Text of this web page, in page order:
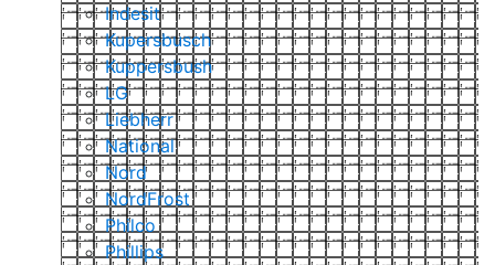
Indesit
Kupersbusch
Kuppersbush
LG
Liebherr
National
Nord
NordFrost
Philco
Phillips